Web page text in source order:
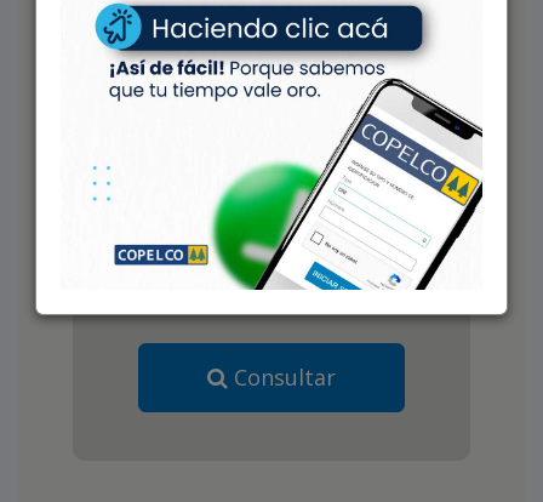
¿Cómo querés consultar?
Ingresá el número
Consultar